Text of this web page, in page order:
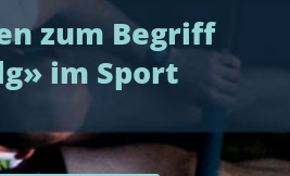
zum Begriff
im Sport